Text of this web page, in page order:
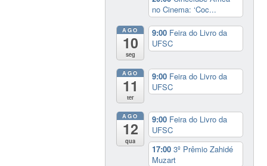
no Cinema: ‘Coc...
AGO
10
seg
9:00 Feira do Livro da
UFSC
AGO
11
ter
9:00 Feira do Livro da
UFSC
AGO
12
qua
9:00 Feira do Livro da
UFSC
17:003º Prêmio Zahidé
Muzart